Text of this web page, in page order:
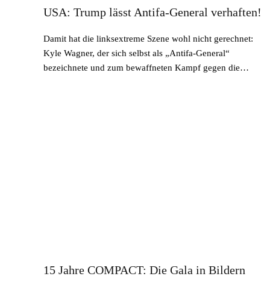
USA: Trump lässt Antifa-General verhaften!
Damit hat die linksextreme Szene wohl nicht gerechnet:
Kyle Wagner, der sich selbst als „Antifa-General“
bezeichnete und zum bewaffneten Kampf gegen die…
15 Jahre COMPACT: Die Gala in Bildern